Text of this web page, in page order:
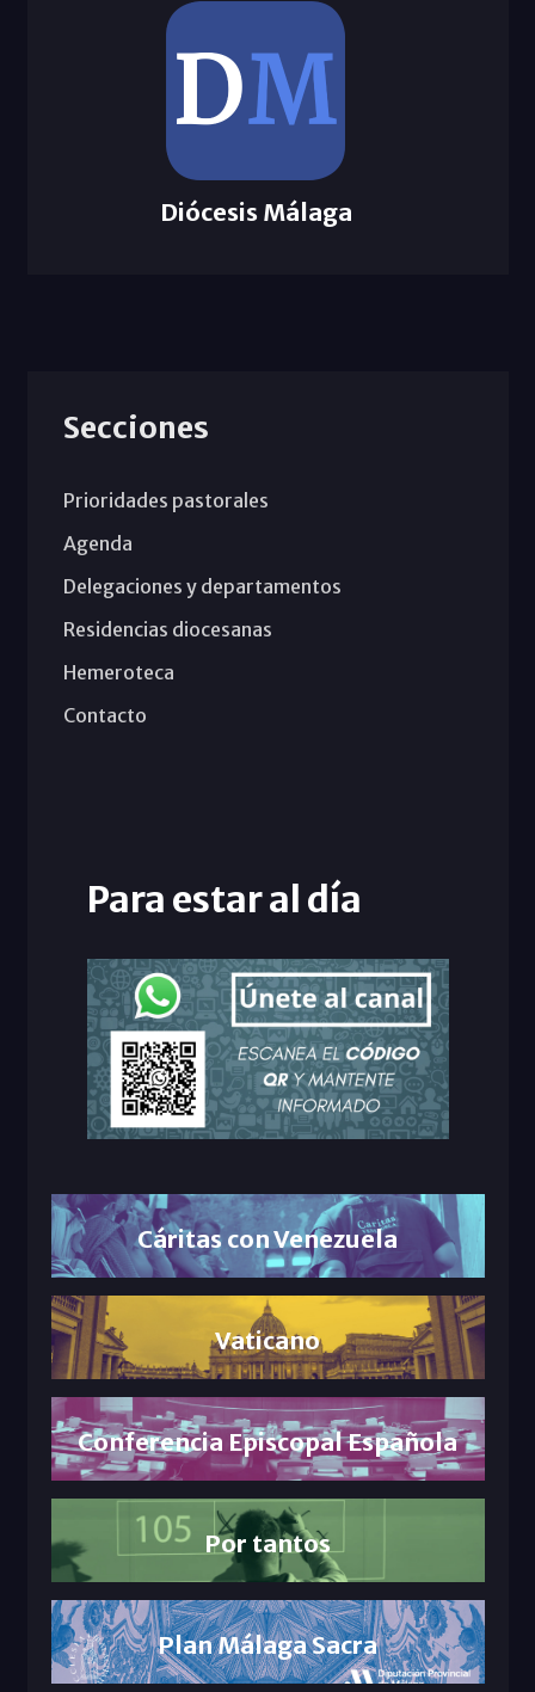
Diócesis Málaga
Secciones
Prioridades pastorales
Agenda
Delegaciones y departamentos
Residencias diocesanas
Hemeroteca
Contacto
Para estar al día
Cáritas con Venezuela
Vaticano
Conferencia Episcopal Española
Por tantos
Plan Málaga Sacra